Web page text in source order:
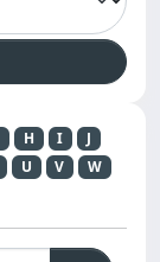
H I
J
U V
W